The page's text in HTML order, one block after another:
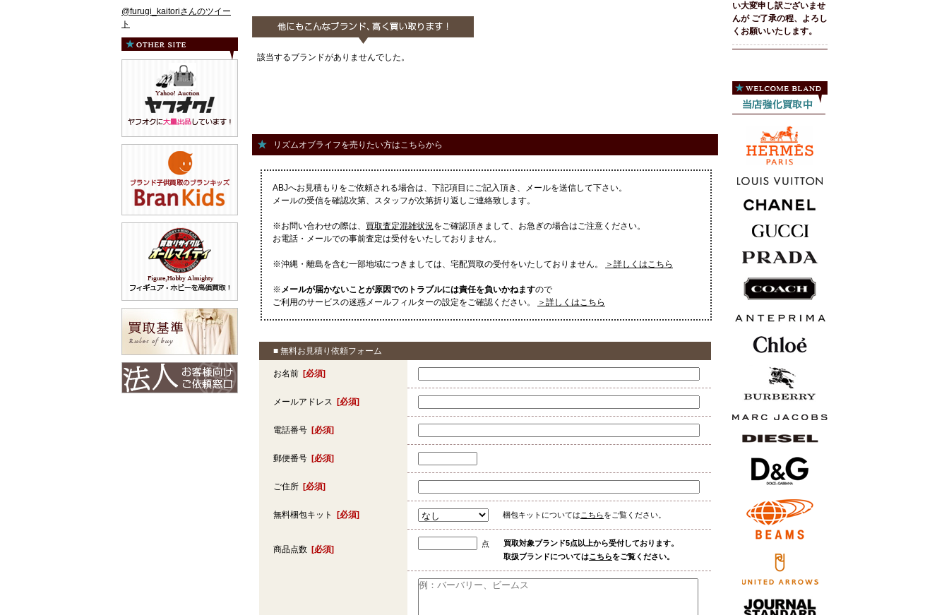
@furugi_kaitoriさんのツイー
ト
該当するブランドがありませんでした。
リズムオブライフを売りたい方はこちらから
ABJへお見積もりをご依頼される場合は、下記項目にご記入頂き、メールを送信して下さい。
メールの受信を確認次第、スタッフが次第折り返しご連絡致します。
※お問い合わせの際は、 買取査定混雑状況をご確認頂きまして、お急ぎの場合はご注意ください。
お電話・メールでの事前査定は受付をいたしておりません。
※沖縄・離島を含む一部地域につきましては、宅配買取の受付をいたしておりません。 ＞詳しくはこちら
※メールが届かないことが原因でのトラブルには責任を負いかねますので
ご利用のサービスの迷惑メールフィルターの設定をご確認ください。
＞詳しくはこちら
■ 無料お見積り依頼フォーム
お名前 [必須]
メールアドレス [必須]
電話番号 [必須]
郵便番号 [必須]
ご住所 [必須]
無料梱包キット [必須] 梱包キットについては こちらをご覧ください。
商品点数 [必須]
点
買取対象ブランド5点以上から受付しております。
取扱ブランドについてはこちらをご覧ください。
い大変申し訳ございませ
んが ご了承の程、よろし
くお願いいたします。